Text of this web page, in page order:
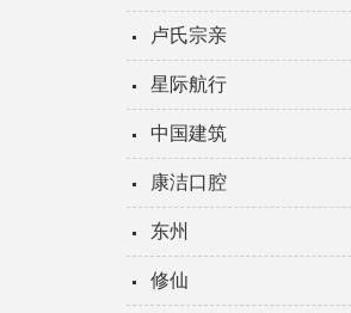
卢氏宗亲
星际航行
中国建筑
康洁口腔
东州
修仙